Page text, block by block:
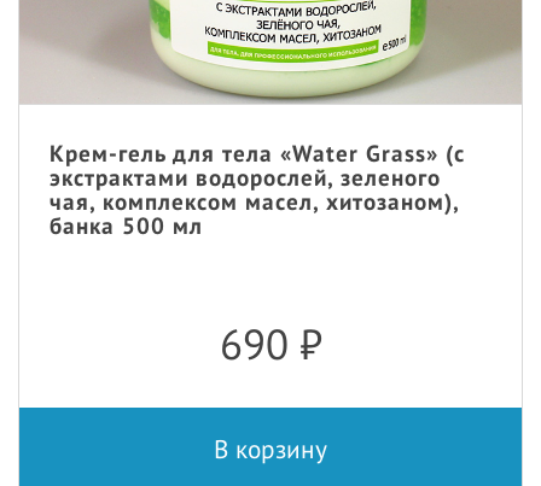
Крем-гель для тела «Water Grass» (с
экстрактами водорослей, зеленого
чая, комплексом масел, хитозаном),
банка 500 мл
690 ₽
В корзину